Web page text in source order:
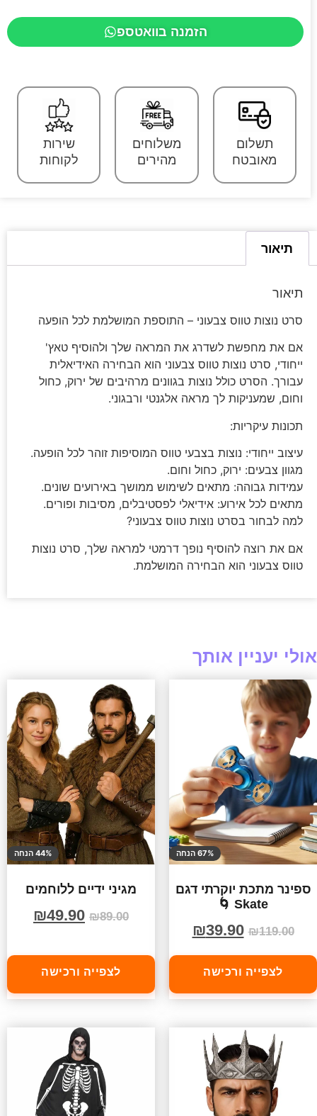
הזמנה בוואטספ
תשלום
מאובטח
משלוחים
מהירים
שירות
לקוחות
תיאור
תיאור
סרט נוצות טווס צבעוני – התוספת המושלמת לכל הופעה
אם את מחפשת לשדרג את המראה שלך ולהוסיף טאץ'
ייחודי, סרט נוצות טווס צבעוני הוא הבחירה האידיאלית
עבורך. הסרט כולל נוצות בגוונים מרהיבים של ירוק, כחול
וחום, שמעניקות לך מראה אלגנטי ורבגוני.
תכונות עיקריות:
עיצוב ייחודי: נוצות בצבעי טווס המוסיפות זוהר לכל הופעה.
מגוון צבעים: ירוק, כחול וחום.
עמידות גבוהה: מתאים לשימוש ממושך באירועים שונים.
מתאים לכל אירוע: אידיאלי לפסטיבלים, מסיבות ופורים.
למה לבחור בסרט נוצות טווס צבעוני?
אם את רוצה להוסיף נופך דרמטי למראה שלך, סרט נוצות
טווס צבעוני הוא הבחירה המושלמת.
אולי יעניין אותך
67% הנחה
ספינר מתכת יוקרתי דגם
Skate 🌀
₪119.00
₪39.90
לצפייה ורכישה
44% הנחה
מגיני ידיים ללוחמים
₪89.00
₪49.90
לצפייה ורכישה